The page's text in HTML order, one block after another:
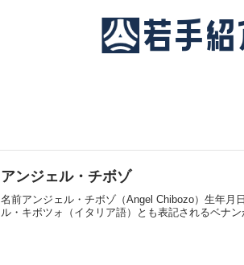
アンジェル・チボゾ
名前アンジェル・チボゾ（Angel Chibozo）生年
ル・キボツォ（イタリア語）とも表記されるベナ